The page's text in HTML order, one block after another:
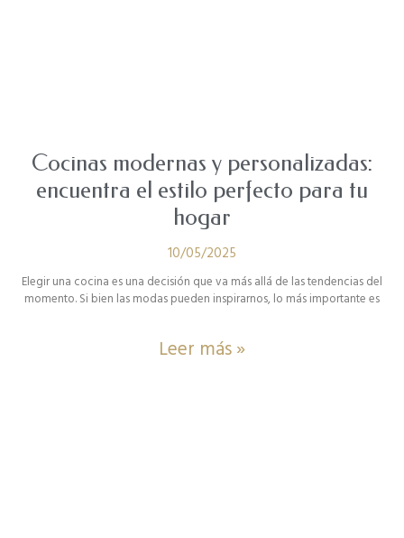
Cocinas modernas y personalizadas:
encuentra el estilo perfecto para tu
hogar
10/05/2025
Elegir una cocina es una decisión que va más allá de las tendencias del
momento. Si bien las modas pueden inspirarnos, lo más importante es
Leer más »